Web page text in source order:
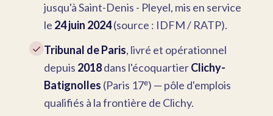
jusqu'à Saint-Denis - Pleyel, mis en service
le 24 juin 2024(source : IDFM / RATP).
✓ Tribunal de Paris, livré et opérationnel
depuis 2018dans l'écoquartierClichy-
Batignolles (Paris 17ᵉ) — pôle d'emplois
qualifiés à la frontière de Clichy.